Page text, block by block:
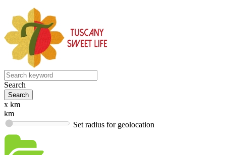
Search
x km
km
Set radius for geolocation